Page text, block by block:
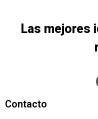
Las mejores
Contacto